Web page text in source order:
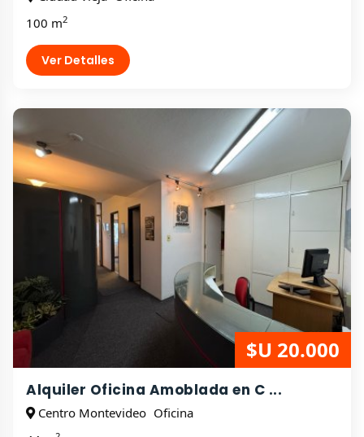
100 m2
Ver Detalles
$U 20.000
Alquiler Oficina Amoblada en C ...
Centro Montevideo Oficina